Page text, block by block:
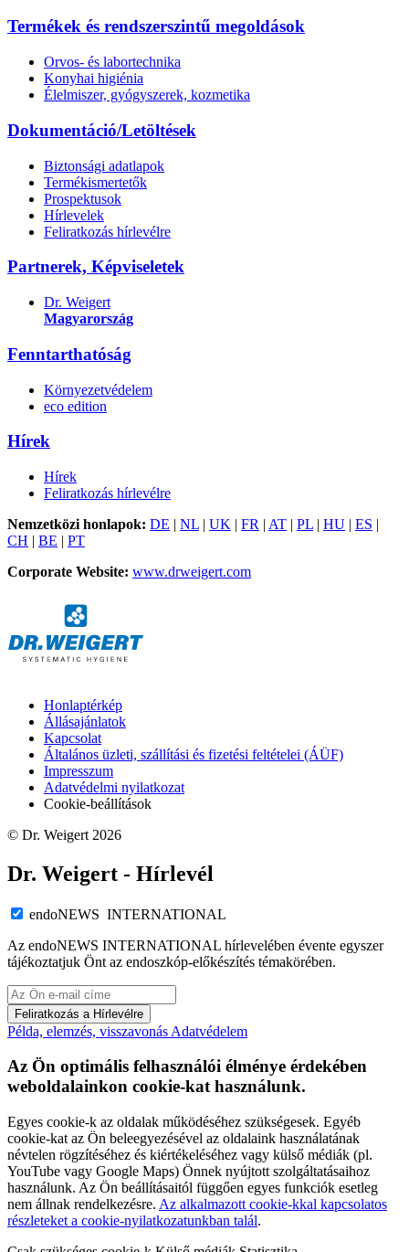
Termékek és rendszerszintű megoldások
Orvos- és labortechnika
Konyhai higiénia
Élelmiszer, gyógyszerek, kozmetika
Dokumentáció/Letöltések
Biztonsági adatlapok
Termékismertetők
Prospektusok
Hírlevelek
Feliratkozás hírlevélre
Partnerek, Képviseletek
Dr. Weigert
Magyarország
Fenntarthatóság
Környezetvédelem
eco edition
Hírek
Hírek
Feliratkozás hírlevélre
Nemzetközi honlapok: DE | NL | UK | FR | AT | PL | HU | ES |
CH | BE | PT
Corporate Website: www.drweigert.com
Honlaptérkép
Állásajánlatok
Kapcsolat
Általános üzleti, szállítási és fizetési feltételei (ÁÜF)
Impresszum
Adatvédelmi nyilatkozat
Cookie-beállítások
© Dr. Weigert 2026
Dr. Weigert - Hírlevél
endoNEWS INTERNATIONAL
Az endoNEWS INTERNATIONAL hírlevelében évente egyszer
tájékoztatjuk Önt az endoszkóp-előkészítés témakörében.
Feliratkozás a Hírlevélre
Példa, elemzés, visszavonás Adatvédelem
Az Ön optimális felhasználói élménye érdekében
weboldalainkon cookie-kat használunk.
Egyes cookie-k az oldalak működéséhez szükségesek. Egyéb
cookie-kat az Ön beleegyezésével az oldalaink használatának
névtelen rögzítéséhez és kiértékeléséhez vagy külső médiák (pl.
YouTube vagy Google Maps) Önnek nyújtott szolgáltatásaihoz
használunk. Az Ön beállításaitól függően egyes funkciók esetleg
nem állnak rendelkezésre. Az alkalmazott cookie-kkal kapcsolatos
részleteket a cookie-nyilatkozatunkban talál.